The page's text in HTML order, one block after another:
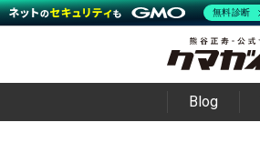
Blog
無料診断